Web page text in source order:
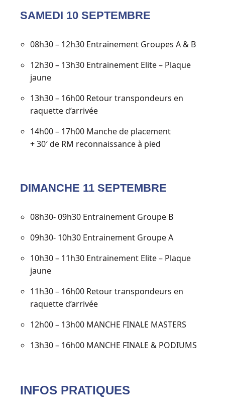
SAMEDI 10 SEPTEMBRE
08h30 – 12h30 Entrainement Groupes A & B
12h30 – 13h30 Entrainement Elite – Plaque
jaune
13h30 – 16h00 Retour transpondeurs en
raquette d’arrivée
14h00 – 17h00 Manche de placement
+ 30′ de RM reconnaissance à pied
DIMANCHE 11 SEPTEMBRE
08h30- 09h30 Entrainement Groupe B
09h30- 10h30 Entrainement Groupe A
10h30 – 11h30 Entrainement Elite – Plaque
jaune
11h30 – 16h00 Retour transpondeurs en
raquette d’arrivée
12h00 – 13h00 MANCHE FINALE MASTERS
13h30 – 16h00 MANCHE FINALE & PODIUMS
INFOS PRATIQUES